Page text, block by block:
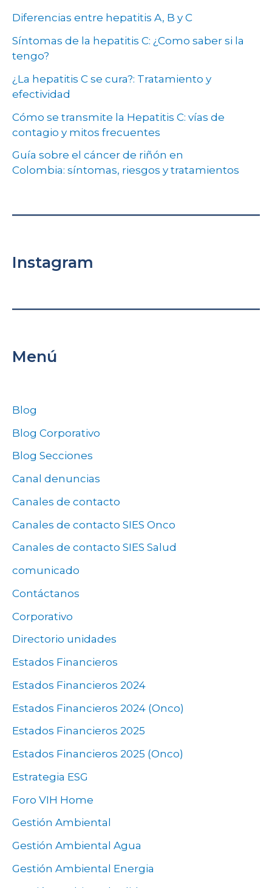
Diferencias entre hepatitis A, B y C
Síntomas de la hepatitis C: ¿Como saber si la
tengo?
¿La hepatitis C se cura?: Tratamiento y
efectividad
Cómo se transmite la Hepatitis C: vías de
contagio y mitos frecuentes
Guía sobre el cáncer de riñón en
Colombia: síntomas, riesgos y tratamientos
Instagram
Menú
Blog
Blog Corporativo
Blog Secciones
Canal denuncias
Canales de contacto
Canales de contacto SIES Onco
Canales de contacto SIES Salud
comunicado
Contáctanos
Corporativo
Directorio unidades
Estados Financieros
Estados Financieros 2024
Estados Financieros 2024 (Onco)
Estados Financieros 2025
Estados Financieros 2025 (Onco)
Estrategia ESG
Foro VIH Home
Gestión Ambiental
Gestión Ambiental Agua
Gestión Ambiental Energia